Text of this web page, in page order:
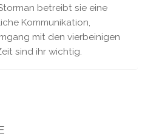
betreibt sie eine
Kommunikation,
mit den vierbeinigen
sind ihr wichtig.